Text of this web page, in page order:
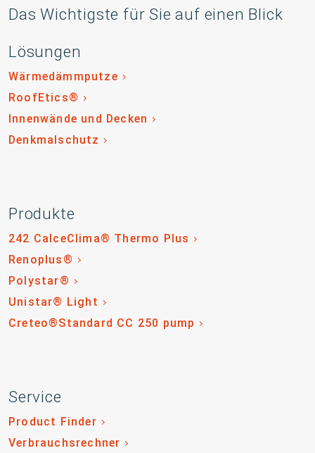
Das Wichtigste für Sie auf einen Blick
Lösungen
Wärmedämmputze
RoofEtics®
Innenwände und Decken
Denkmalschutz
Produkte
242 CalceClima® Thermo Plus
Renoplus®
Polystar®
Unistar® Light
Creteo®Standard CC 250 pump
Service
Product Finder
Verbrauchsrechner